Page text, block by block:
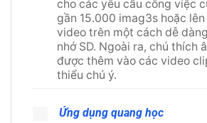
cho các yêu cầu công việc
gần 15.000 imag3s hoặc
video trên một cách dễ
nhớ SD. Ngoài ra, chú thích
được thêm vào các video
thiểu chú ý.
Ứng dụng quang học